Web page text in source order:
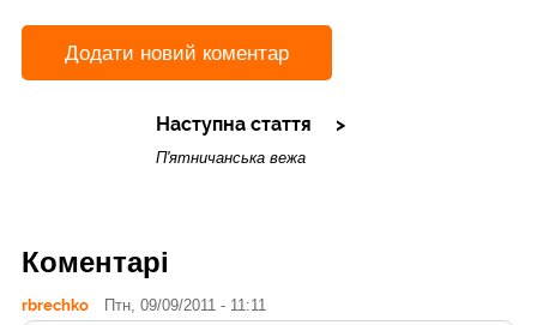
Додати новий коментар
Наступна стаття
П'ятничанська вежа
Коментарі
rbrechko Птн, 09/09/2011 - 11:11